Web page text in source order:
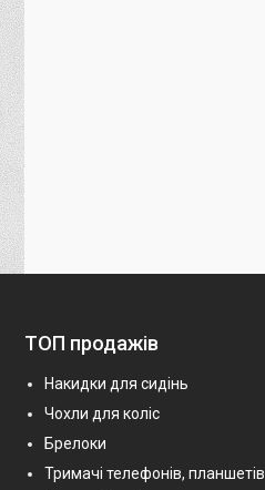
ТОП продажів
Накидки для сидінь
Чохли для коліс
Брелоки
Тримачі телефонів, планшетів